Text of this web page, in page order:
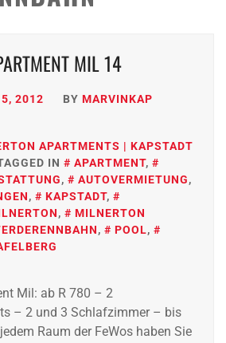
MIL 14
5, 2012 BY MARVINKAP
APARTMENTS | KAPSTADT
IN APARTMENT,
, AUTOVERMIETUNG,
, KAPSTADT,
,
MILNERTON
, POOL,
Mil: ab R 780 – 2
– 2 und 3 Schlafzimmer – bis
Raum der FeWos haben Sie